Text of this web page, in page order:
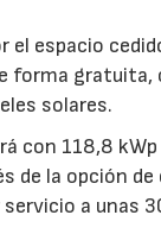
el espacio
forma
solares.
con 118,8
de la opción de
a unas